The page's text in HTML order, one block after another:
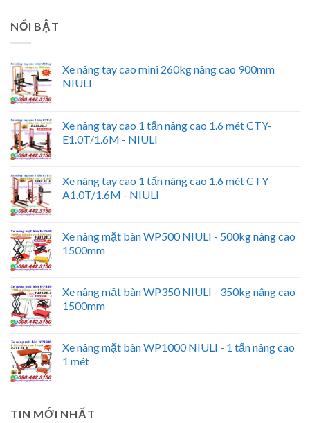
NỔI BẬT
Xe nâng tay cao mini 260kg nâng cao 900mm
NIULI
Xe nâng tay cao 1 tấn nâng cao 1.6 mét CTY-
E1.0T/1.6M - NIULI
Xe nâng tay cao 1 tấn nâng cao 1.6 mét CTY-
A1.0T/1.6M - NIULI
Xe nâng mặt bàn WP500 NIULI - 500kg nâng cao
1500mm
Xe nâng mặt bàn WP350 NIULI - 350kg nâng cao
1500mm
Xe nâng mặt bàn WP1000 NIULI - 1 tấn nâng cao
1 mét
TIN MỚI NHẤT